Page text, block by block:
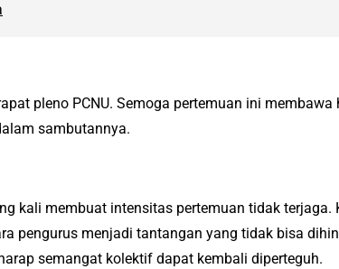
pleno PCNU. Semoga pertemuan ini membawa
sambutannya.
kali membuat intensitas pertemuan tidak terjaga.
pengurus menjadi tantangan yang tidak bisa
semangat kolektif dapat kembali diperteguh.